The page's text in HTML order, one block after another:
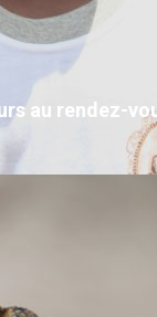
à
au rendez-